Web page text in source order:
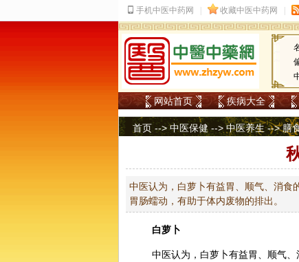
网站首页 疾病大全
首页 -->中医保健 -->中医养生-->膳
中医认为，白萝卜有益胃、顺气、消食
胃肠蠕动，有助于体内废物的排出。
白萝卜
中医认为，白萝卜有益胃、顺气